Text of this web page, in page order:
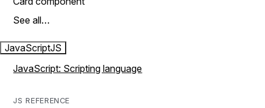
See all…
JavaScriptJS
JavaScript: Scripting language
JS REFERENCE